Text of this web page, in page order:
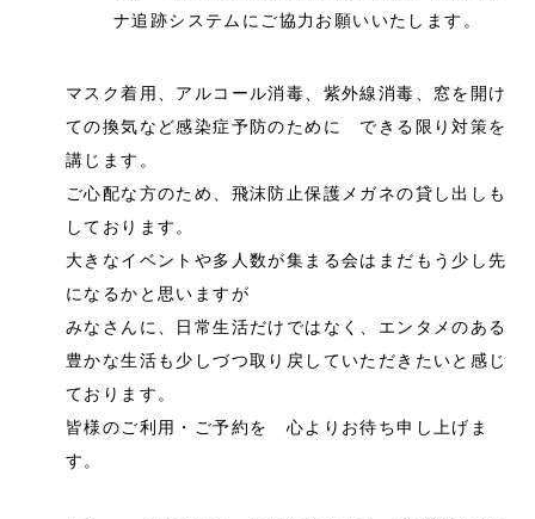
ナ追跡システムにご協力お願いいたします。
マスク着用、アルコール消毒、紫外線消毒、窓を開け
ての換気など感染症予防のために できる限り対策を
講じます。
ご心配な方のため、飛沫防止保護メガネの貸し出しも
しております。
大きなイベントや多人数が集まる会はまだもう少し先
になるかと思いますが
みなさんに、日常生活だけではなく、エンタメのある
豊かな生活も少しづつ取り戻していただきたいと感じ
ております。
皆様のご利用・ご予約を 心よりお待ち申し上げま
す。